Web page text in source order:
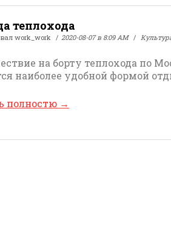
теплохода
work_work 2020-08-07 в 8:09 AM
на борту теплохода по
наиболее удобной формой
полностю →